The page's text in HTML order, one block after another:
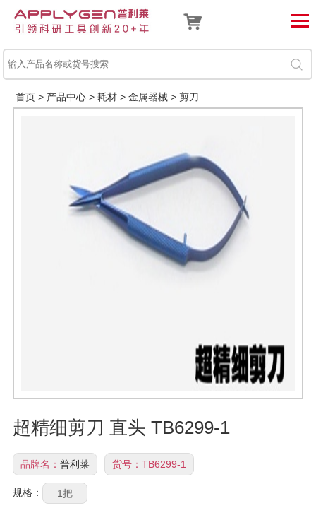
首页> 产品中心> 耗材> 金属器械> 剪刀
超精细剪刀 直头 TB6299-1
品牌名： 普利莱 货号： TB6299-1
规格： 1把